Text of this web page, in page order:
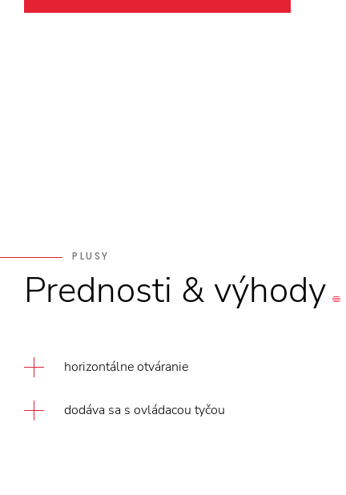
PLUSY
Prednosti & výhody
horizontálne otváranie
dodáva sa s ovládacou tyčou